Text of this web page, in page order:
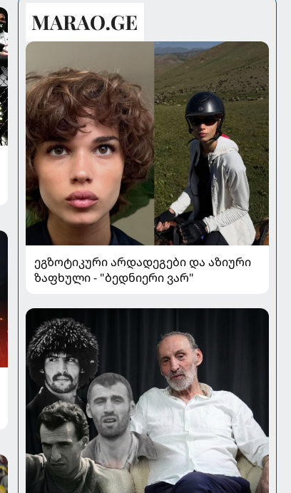
ეგზოტიკური არდადეგები და აზიური
ზაფხული - "ბედნიერი ვარ"